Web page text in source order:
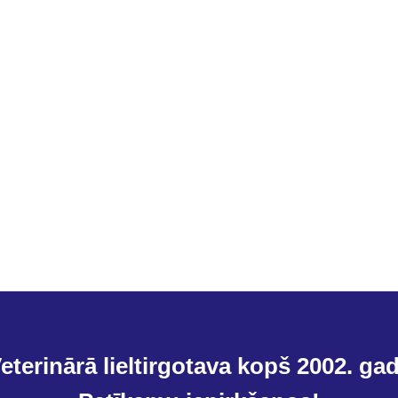
lieltirgotava kopš 2002.